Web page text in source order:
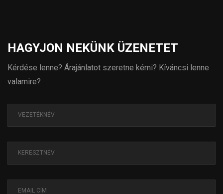
HAGYJON NEKÜNK ÜZENETET
Kérdése lenne? Árajánlatot szeretne kérni? Kíváncsi lenne
valamire?